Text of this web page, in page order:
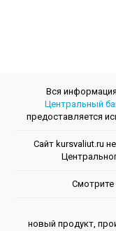
Вся
Центральный
предоставляется
Сайт kursvaliut.ru
Смотрите
новый продукт,